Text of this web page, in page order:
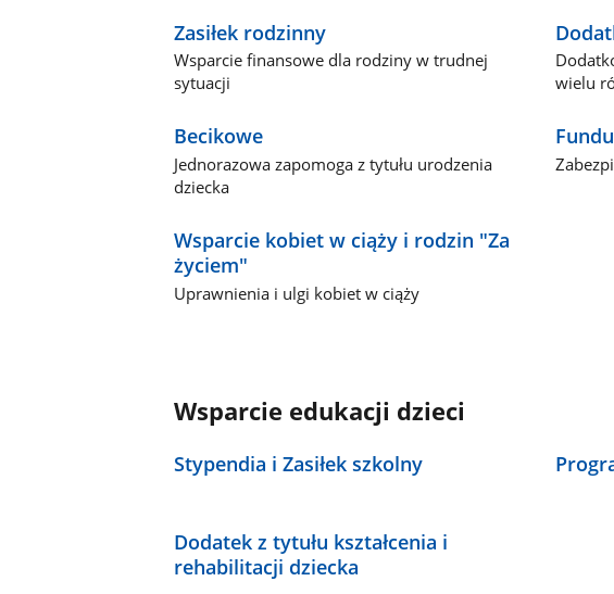
Zasiłek rodzinny
Wsparcie finansowe dla rodziny w trudnej
sytuacji
wielu
Becikowe
Jednorazowa zapomoga z tytułu urodzenia
dziecka
Wsparcie kobiet w ciąży i rodzin "Za
życiem"
Uprawnienia i ulgi kobiet w ciąży
Wsparcie edukacji dzieci
Stypendia i Zasiłek szkolny
Dodatek z tytułu kształcenia i
rehabilitacji dziecka